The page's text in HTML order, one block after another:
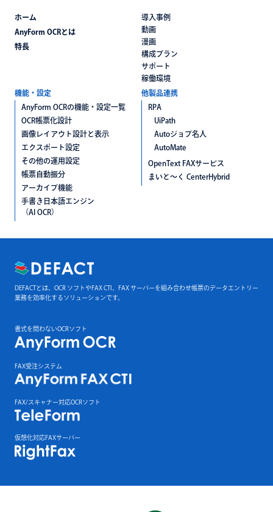
ホーム
AnyForm OCRとは
特長
機能・設定
AnyForm OCRの機能・設定一覧
OCR帳票化設計
画像レイアウト設計と表示
エクスポート設定
その他の運用設定
帳票自動振分
アーカイブ機能
手書き日本語エンジン
（AI OCR）
他製品連携
RPA
UiPath
Autoジョブ名人
AutoMate
OpenText FAXサービス
まいと〜く CenterHybrid
導入事例
動画
漫画
構成プラン
サポート
稼働環境
DEFACTとは、OCR ソフトやFAX CTI、FAX サーバーを組み合わせ帳票のデータエントリー
業務を効率化するソリューションです。
書式を問わないOCRソフト
FAX受注システム
FAX/スキャナー対応OCRソフト
仮想化対応FAXサーバー